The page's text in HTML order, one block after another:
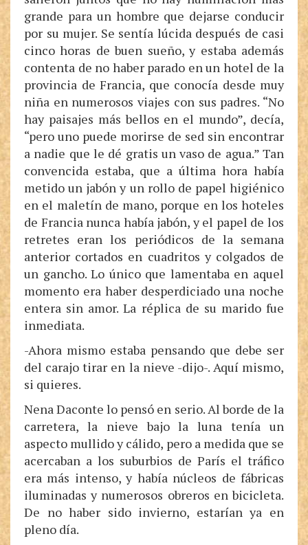
grande para un hombre que dejarse conducir
por su mujer. Se sentía lúcida después de casi
cinco horas de buen sueño, y estaba además
contenta de no haber parado en un hotel de la
provincia de Francia, que conocía desde muy
niña en numerosos viajes con sus padres. “No
hay paisajes más bellos en el mundo”, decía,
“pero uno puede morirse de sed sin encontrar
a nadie que le dé gratis un vaso de agua.” Tan
convencida estaba, que a última hora había
metido un jabón y un rollo de papel higiénico
en el maletín de mano, porque en los hoteles
de Francia nunca había jabón, y el papel de los
retretes eran los periódicos de la semana
anterior cortados en cuadritos y colgados de
un gancho. Lo único que lamentaba en aquel
momento era haber desperdiciado una noche
entera sin amor. La réplica de su marido fue
inmediata.
-Ahora mismo estaba pensando que debe ser
del carajo tirar en la nieve -dijo-. Aquí mismo,
si quieres.
Nena Daconte lo pensó en serio. Al borde de la
carretera, la nieve bajo la luna tenía un
aspecto mullido y cálido, pero a medida que se
acercaban a los suburbios de París el tráfico
era más intenso, y había núcleos de fábricas
iluminadas y numerosos obreros en bicicleta.
De no haber sido invierno, estarían ya en
pleno día.